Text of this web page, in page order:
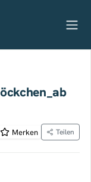
Merken Teilen